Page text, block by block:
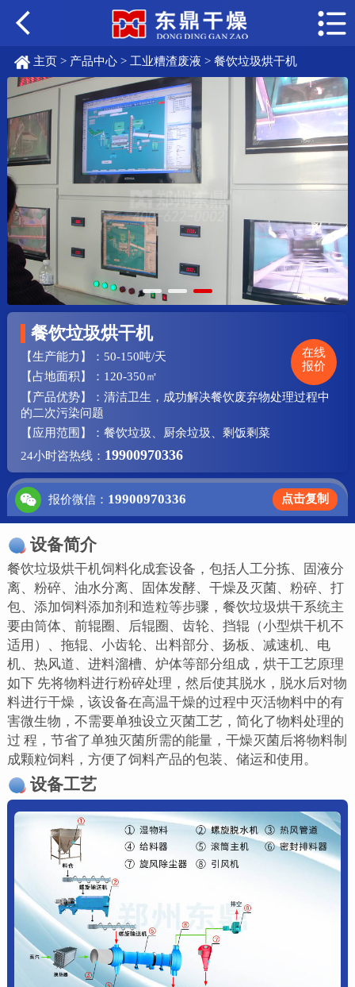
主页> 产品中心> 工业糟渣废液 > 餐饮垃圾烘干机
餐饮垃圾烘干机
【生产能力】：50-150吨/天
【占地面积】：120-350㎡
【产品优势】：清洁卫生，成功解决餐饮废弃物处理过程中
的二次污染问题
【应用范围】：餐饮垃圾、厨余垃圾、剩饭剩菜
在线
报价
24小时咨热线： 19900970336
报价微信： 19900970336 点击复制
设备简介
餐饮垃圾烘干机饲料化成套设备，包括人工分拣、固液分
离、粉碎、油水分离、固体发酵、干燥及灭菌、粉碎、打
包、添加饲料添加剂和造粒等步骤，餐饮垃圾烘干系统主
要由筒体、前辊圈、后辊圈、齿轮、挡辊（小型烘干机不
适用）、拖辊、小齿轮、出料部分、扬板、减速机、电
机、热风道、进料溜槽、炉体等部分组成，烘干工艺原理
如下 先将物料进行粉碎处理，然后使其脱水，脱水后对物
料进行干燥，该设备在高温干燥的过程中灭活物料中的有
害微生物，不需要单独设立灭菌工艺，简化了物料处理的
过 程，节省了单独灭菌所需的能量，干燥灭菌后将物料制
成颗粒饲料，方便了饲料产品的包装、储运和使用。
设备工艺